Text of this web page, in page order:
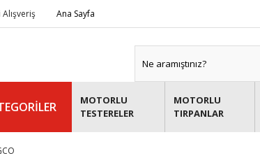
Ana Sayfa
MOTORLU
TESTERELER
MOTORLU
TIRPANLAR